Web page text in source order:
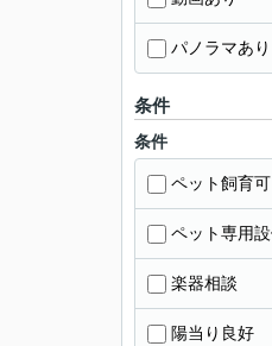
パノラマあり
条件
条件
ペット飼育可
ペット専用
楽器相談
陽当り良好